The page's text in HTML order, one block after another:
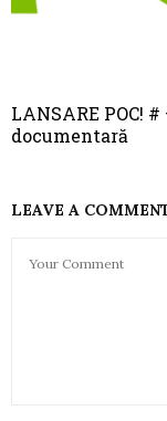
LANSARE POC!
documentară
LEAVE A